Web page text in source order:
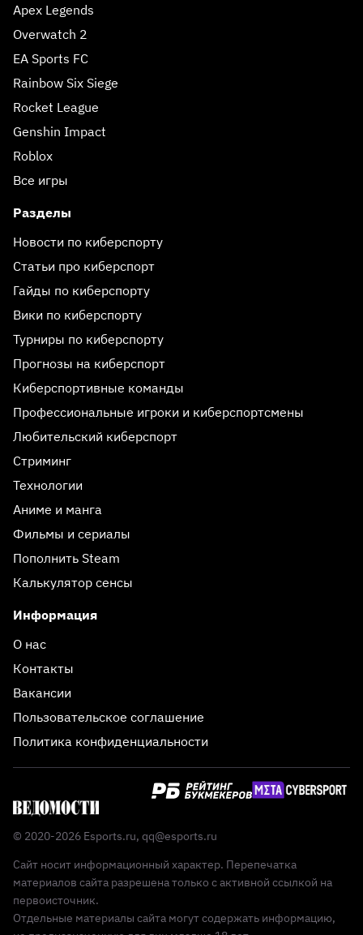
Apex Legends
Overwatch 2
EA Sports FC
Rainbow Six Siege
Rocket League
Genshin Impact
Roblox
Все игры
Разделы
Новости по киберспорту
Статьи про киберспорт
Гайды по киберспорту
Вики по киберспорту
Турниры по киберспорту
Прогнозы на киберспорт
Киберспортивные команды
Профессиональные игроки и киберспортсмены
Любительский киберспорт
Стриминг
Технологии
Аниме и манга
Фильмы и сериалы
Пополнить Steam
Калькулятор сенсы
Информация
О нас
Контакты
Вакансии
Пользовательское соглашение
Политика конфиденциальности
© 2020-2026 Esports.ru, qq@esports.ru
Сайт носит информационный характер. Перепечатка
материалов сайта разрешена только с активной ссылкой на
первоисточник.
Отдельные материалы сайта могут содержать информацию,